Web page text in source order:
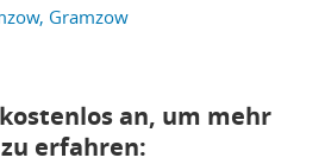
Gramzow
an, um mehr
erfahren: